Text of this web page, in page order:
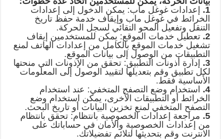
1.
إعدادات غوغل ماب: يمكن الدخول إلى إعدادات
الخرائط في غوغل ماب وإيقاف خدمة حفظ تاريخ
التنقل وتفعيل المحو التقائي لسجل الحركة.
2. تعطيل خدمات الموقع: يمكن للمستخدمين إيقاف
تشغيل خدمات الموقع بالكامل من إعدادات الهاتف لمنع
التطبيقات من الوصول إلى بيانات الموقع.
3.
إدارة أذونات التطبيق: تحقق من الإذونات التي منحتها
لكل تطبيق وقم بتعديلها لتقييد الوصول إلى المعلومات
الأساسية فقط.
4.
استخدام وضع التصفح المتخفي: عند استخدام
الخرائط أو التطبيقات الأخرى، يمكن استخدام وضع
التصفح المتخفي لمنع تخزين البيانات أو تاريخ البحث.
5. مراجعة إعدادات الخصوصية بانتظام: تحقق بانتظام
من إعدادات الخصوصية والأمان في حساباتك على
الانترنت وقم بتحديثها لتلائم تفضيلاتك.